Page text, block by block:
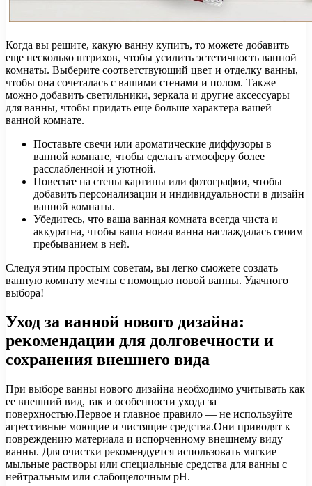
Когда вы решите, какую ванну купить, то можете добавить
еще несколько штрихов, чтобы усилить эстетичность ванной
комнаты. Выберите соответствующий цвет и отделку ванны,
чтобы она сочеталась с вашими стенами и полом. Также
можно добавить светильники, зеркала и другие аксессуары
для ванны, чтобы придать еще больше характера вашей
ванной комнате.
Поставьте свечи или ароматические диффузоры в
ванной комнате, чтобы сделать атмосферу более
расслабленной и уютной.
Повесьте на стены картины или фотографии, чтобы
добавить персонализации и индивидуальности в дизайн
ванной комнаты.
Убедитесь, что ваша ванная комната всегда чиста и
аккуратна, чтобы ваша новая ванна наслаждалась своим
пребыванием в ней.
Следуя этим простым советам, вы легко сможете создать
ванную комнату мечты с помощью новой ванны. Удачного
выбора!
Уход за ванной нового дизайна:
рекомендации для долговечности и
сохранения внешнего вида
При выборе ванны нового дизайна необходимо учитывать как
ее внешний вид, так и особенности ухода за
поверхностью.Первое и главное правило — не используйте
агрессивные моющие и чистящие средства.Они приводят к
повреждению материала и испорченному внешнему виду
ванны. Для очистки рекомендуется использовать мягкие
мыльные растворы или специальные средства для ванны с
нейтральным или слабощелочным pH.